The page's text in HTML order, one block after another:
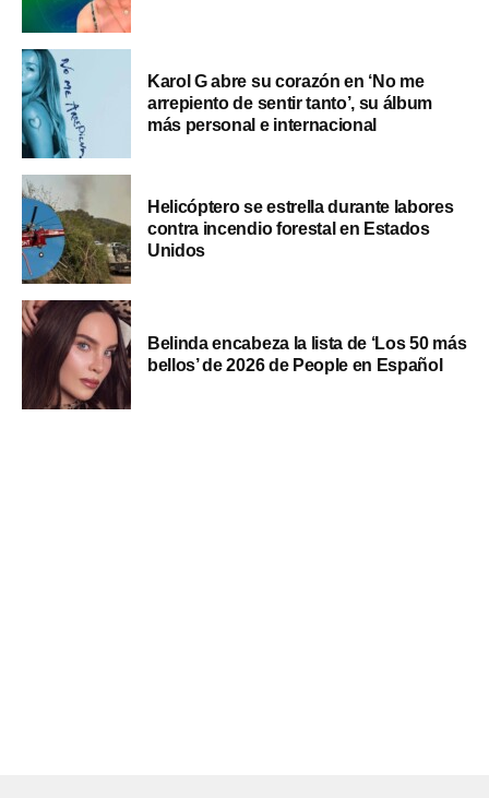
Karol G abre su corazón en ‘No me
arrepiento de sentir tanto’, su álbum
más personal e internacional
Helicóptero se estrella durante labores
contra incendio forestal en Estados
Unidos
Belinda encabeza la lista de ‘Los 50 más
bellos’ de 2026 de People en Español